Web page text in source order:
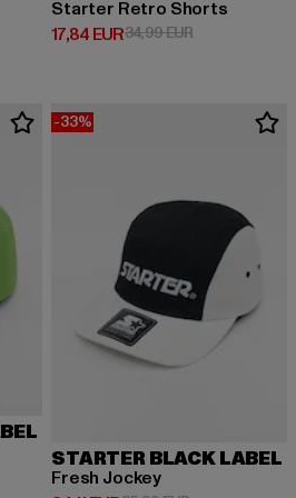
Starter Retro Shorts
17,84 EUR
Derzeitiger Preis: 17,84 EUR
34,99 EURAktionspreis:
34,99 EUR
-33%
STARTER BLACK LABEL
Fresh Jockey